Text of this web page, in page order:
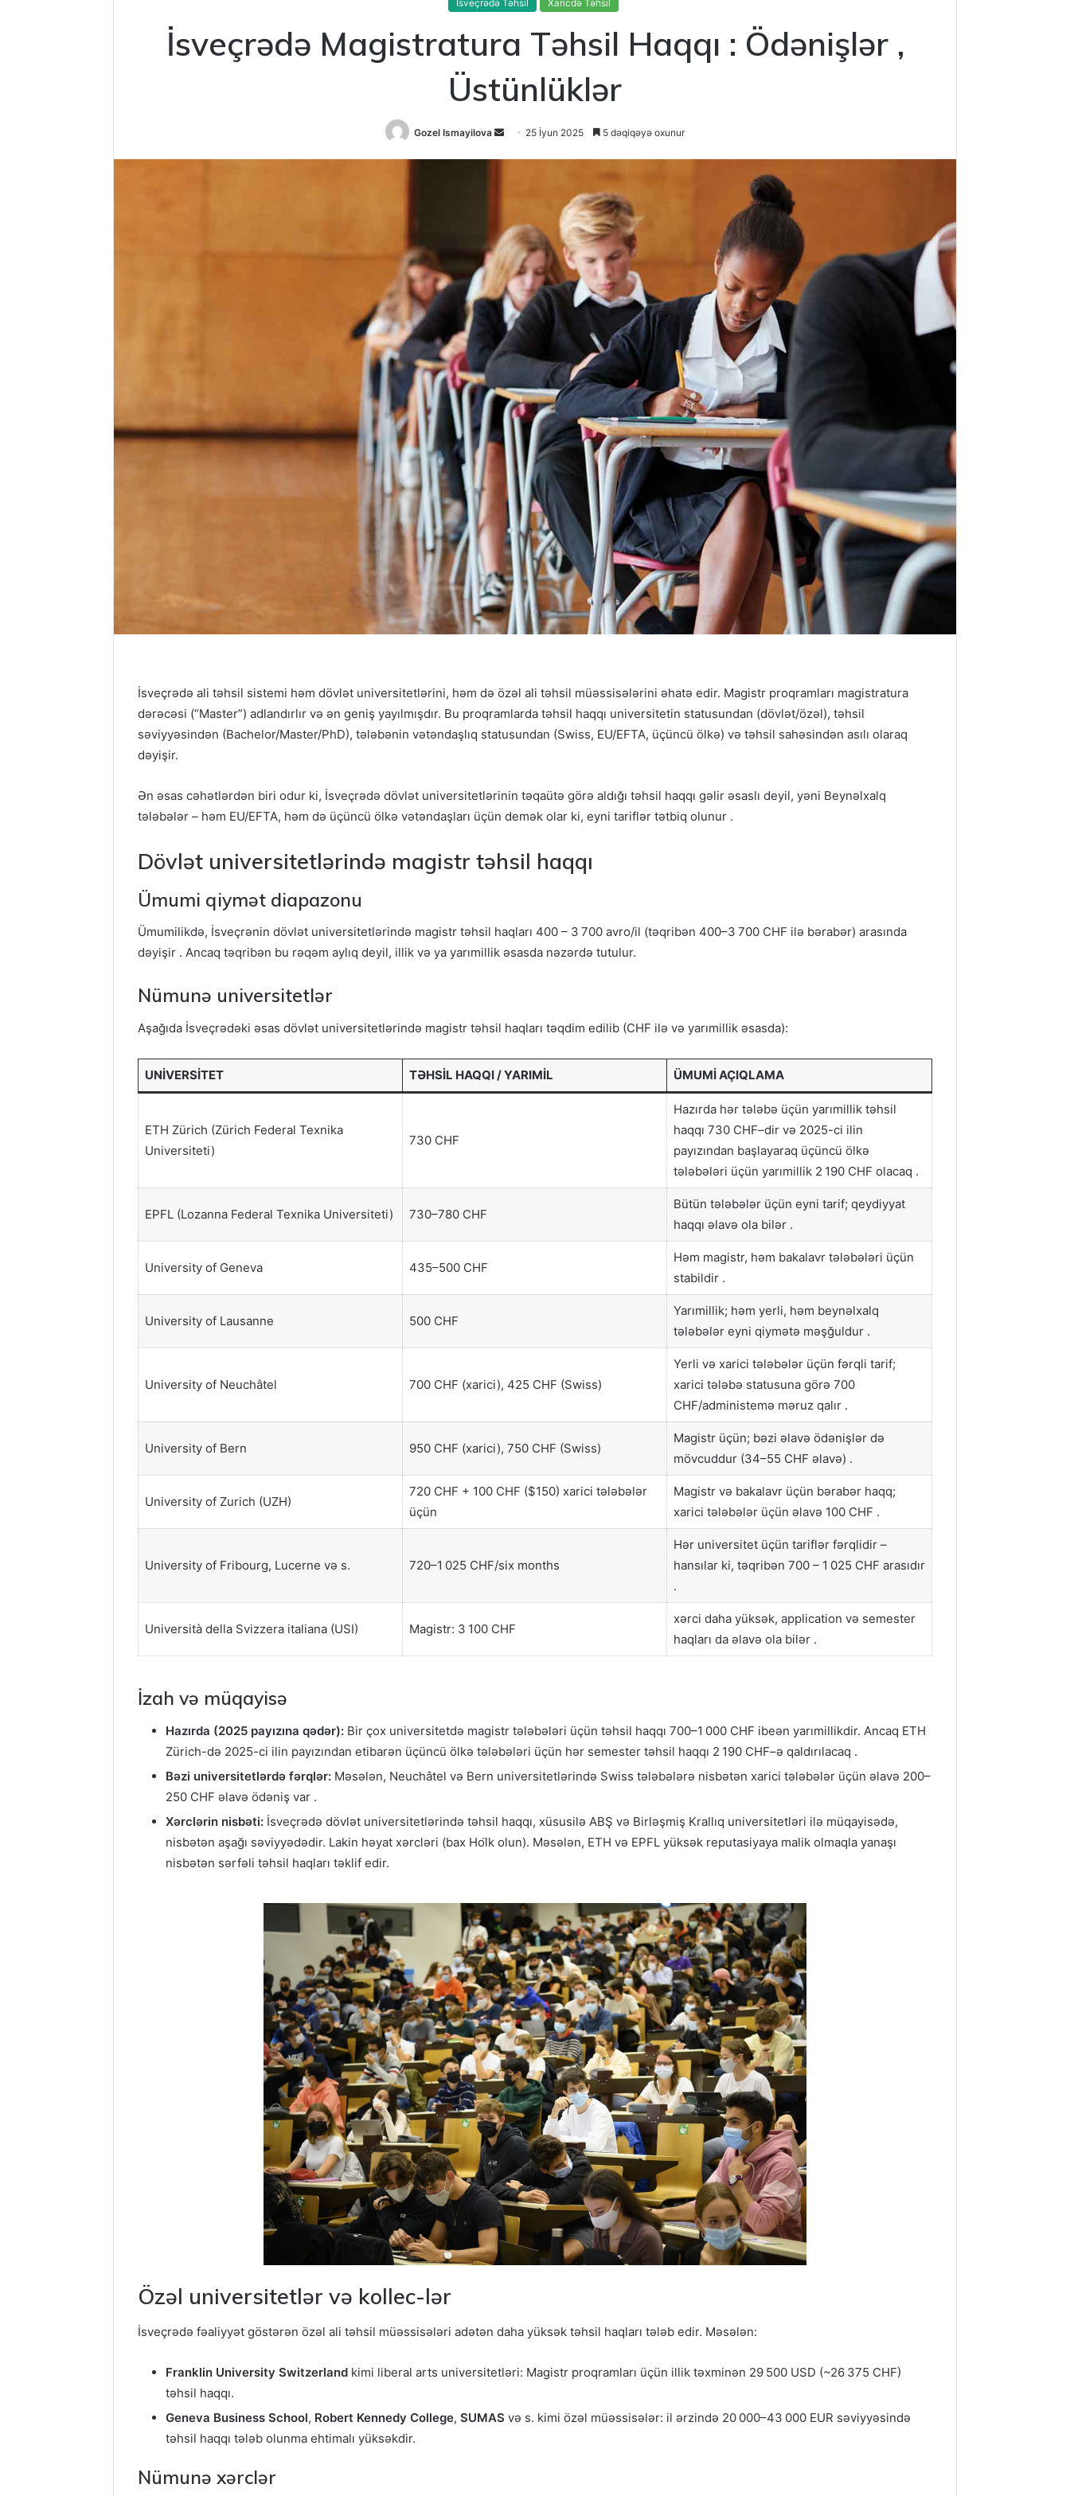
İsveçrədə Təhsil Xaricdə Təhsil
İsveçrədə Magistratura Təhsil Haqqı : Ödənişlər ,
Üstünlüklər
Gozel Ismayilova
Send 25 İyun 2025 5 dəqiqəyə oxunur
İsveçrədə ali təhsil sistemi həm dövlət universitetlərini, həm də özəl ali təhsil müəssisələrini əhatə edir. Magistr proqramları magistratura
dərəcəsi (“Master”) adlandırlır və ən geniş yayılmışdır. Bu proqramlarda təhsil haqqı universitetin statusundan (dövlət/özəl), təhsil
səviyyəsindən (Bachelor/Master/PhD), tələbənin vətəndaşlıq statusundan (Swiss, EU/EFTA, üçüncü ölkə) və təhsil sahəsindən asılı olaraq
dəyişir.
Ən əsas cəhətlərdən biri odur ki, İsveçrədə dövlət universitetlərinin təqaütə görə aldığı təhsil haqqı gəlir əsaslı deyil, yəni Beynəlxalq
tələbələr – həm EU/EFTA, həm də üçüncü ölkə vətəndaşları üçün demək olar ki, eyni tariflər tətbiq olunur .
Dövlət universitetlərində magistr təhsil haqqı
Ümumi qiymət diapazonu
Ümumilikdə, İsveçrənin dövlət universitetlərində magistr təhsil haqları 400 – 3 700 avro/il (təqribən 400–3 700 CHF ilə bərabər) arasında
dəyişir . Ancaq təqribən bu rəqəm aylıq deyil, illik və ya yarımillik əsasda nəzərdə tutulur.
Nümunə universitetlər
Aşağıda İsveçrədəki əsas dövlət universitetlərində magistr təhsil haqları təqdim edilib (CHF ilə və yarımillik əsasda):
UNIVERSITET TƏHSIL HAQQI / YARIMIL ÜMUMI AÇIQLAMA
ETH Zürich (Zürich Federal Texnika
Universiteti)
730 CHF
Hazırda hər tələbə üçün yarımillik təhsil
haqqı 730 CHF–dir və 2025-ci ilin
payızından başlayaraq üçüncü ölkə
tələbələri üçün yarımillik 2 190 CHF olacaq .
EPFL (Lozanna Federal Texnika Universiteti) 730–780 CHF
Bütün tələbələr üçün eyni tarif; qeydiyyat
haqqı əlavə ola bilər .
University of Geneva 435–500 CHF
Həm magistr, həm bakalavr tələbələri üçün
stabildir .
University of Lausanne 500 CHF
Yarımillik; həm yerli, həm beynəlxalq
tələbələr eyni qiymətə məşğuldur .
University of Neuchâtel 700 CHF (xarici), 425 CHF (Swiss)
Yerli və xarici tələbələr üçün fərqli tarif;
xarici tələbə statusuna görə 700
CHF/administemə məruz qalır .
University of Bern 950 CHF (xarici), 750 CHF (Swiss)
Magistr üçün; bəzi əlavə ödənişlər də
mövcuddur (34–55 CHF əlavə) .
University of Zurich (UZH)
720 CHF + 100 CHF ($150) xarici tələbələr
üçün
Magistr və bakalavr üçün bərabər haqq;
xarici tələbələr üçün əlavə 100 CHF .
University of Fribourg, Lucerne və s. 720–1 025 CHF/six months
Hər universitet üçün tariflər fərqlidir –
hansılar ki, təqribən 700 – 1 025 CHF arasıdır
.
Università della Svizzera italiana (USI) Magistr: 3 100 CHF
xərci daha yüksək, application və semester
haqları da əlavə ola bilər .
İzah və müqayisə
Hazırda (2025 payızına qədər): Bir çox universitetdə magistr tələbələri üçün təhsil haqqı 700–1 000 CHF ibeən yarımillikdir. Ancaq ETH
Zürich-də 2025-ci ilin payızından etibarən üçüncü ölkə tələbələri üçün hər semester təhsil haqqı 2 190 CHF–ə qaldırılacaq .
Bəzi universitetlərdə fərqlər: Məsələn, Neuchâtel və Bern universitetlərində Swiss tələbələrə nisbətən xarici tələbələr üçün əlavə 200–
250 CHF əlavə ödəniş var .
Xərclərin nisbəti: İsveçrədə dövlət universitetlərində təhsil haqqı, xüsusilə ABŞ və Birləşmiş Krallıq universitetləri ilə müqayisədə,
nisbətən aşağı səviyyədədir. Lakin həyat xərcləri (bax Hol̈k olun). Məsələn, ETH və EPFL yüksək reputasiyaya malik olmaqla yanaşı
nisbətən sərfəli təhsil haqları təklif edir.
Özəl universitetlər və kollec-lər
İsveçrədə fəaliyyət göstərən özəl ali təhsil müəssisələri adətən daha yüksək təhsil haqları tələb edir. Məsələn:
Franklin University Switzerland kimi liberal arts universitetləri: Magistr proqramları üçün illik təxminən 29 500 USD (~26 375 CHF)
təhsil haqqı.
Geneva Business School, Robert Kennedy College, SUMAS və s. kimi özəl müəssisələr: il ərzində 20 000–43 000 EUR səviyyəsində
təhsil haqqı tələb olunma ehtimalı yüksəkdir.
Nümunə xərclər